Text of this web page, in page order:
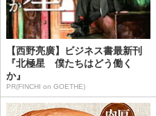
【西野亮廣】ビジネス書最新刊
『北極星 僕たちはどう働く
か』
PR(FINCHI on GOETHE)